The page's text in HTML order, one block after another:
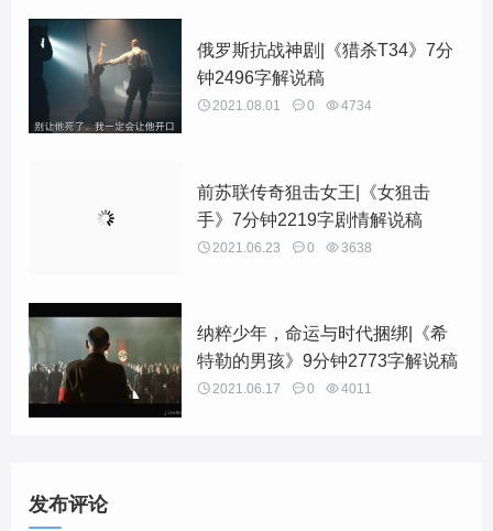
俄罗斯抗战神剧|《猎杀T34》7分
钟2496字解说稿
 2021.08.01 0 4734
前苏联传奇狙击女王|《女狙击
手》7分钟2219字剧情解说稿
 2021.06.23 0 3638
纳粹少年，命运与时代捆绑|《希
特勒的男孩》9分钟2773字解说稿
2021.06.17 0 4011
发布评论